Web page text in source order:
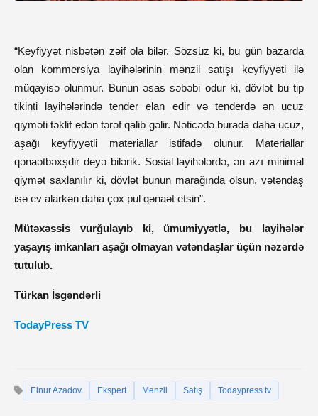
“Keyfiyyət nisbətən zəif ola bilər. Sözsüz ki, bu gün bazarda
olan kommersiya layihələrinin mənzil satışı keyfiyyəti ilə
müqayisə olunmur. Bunun əsas səbəbi odur ki, dövlət bu tip
tikinti layihələrində tender elan edir və tenderdə ən ucuz
qiyməti təklif edən tərəf qalib gəlir. Nəticədə burada daha ucuz,
aşağı keyfiyyətli materiallar istifadə olunur. Materiallar
qənaətbəxşdir deyə bilərik. Sosial layihələrdə, ən azı minimal
qiymət saxlanılır ki, dövlət bunun marağında olsun, vətəndaş
isə ev alarkən daha çox pul qənaət etsin”.
Mütəxəssis vurğulayıb ki, ümumiyyətlə, bu layihələr
yaşayış imkanları aşağı olmayan vətəndaşlar üçün nəzərdə
tutulub.
Türkan İsgəndərli
TodayPress TV
Elnur Azadov Ekspert Mənzil Satış Todaypress.tv